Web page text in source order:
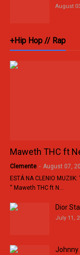
August
+Hip Hop // Rap
Maweth THC ft
Clemente - August 07,
ESTÁ NA CLENIO
“ Maweth THC ft N…
Dior
July 11,
Johnny